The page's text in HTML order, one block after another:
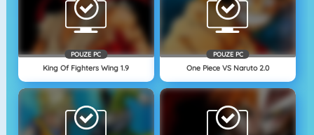
POUZE PC
King Of Fighters Wing 1.9
POUZE PC
One Piece VS Naruto 2.0